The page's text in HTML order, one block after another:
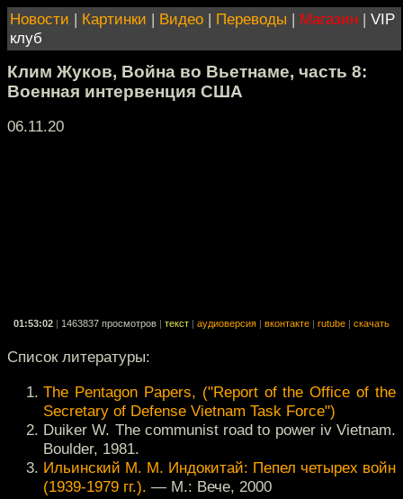
Новости | Картинки | Видео | Переводы | Магазин | VIP
клуб
Клим Жуков, Война во Вьетнаме, часть 8:
Военная интервенция США
06.11.20
01:53:02 1463837 просмотров текст аудиоверсия вконтакте rutube скачать
Список литературы:
The Pentagon Papers, ("Report of the Office of the
Secretary of Defense Vietnam Task Force")
Duiker W. The communist road to power iv Vietnam.
Boulder, 1981.
Ильинский М. М. Индокитай: Пепел четырех войн
(1939-1979 гг.). — М.: Вече, 2000